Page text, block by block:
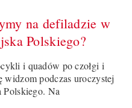
na defiladzie w
Polskiego?
i quadów po czołgi i
widzom podczas uroczystej
Polskiego. Na